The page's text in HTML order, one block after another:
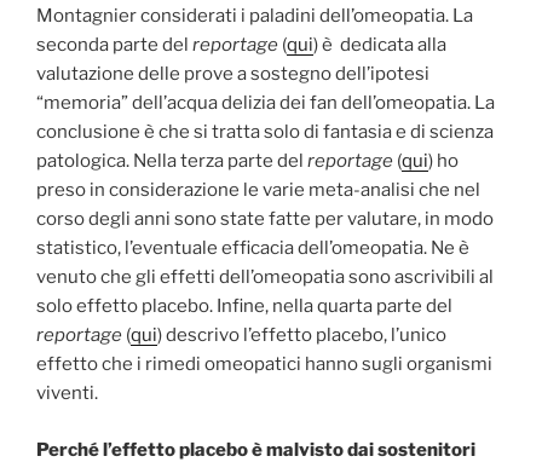
Montagnier considerati i paladini dell’omeopatia. La
seconda parte del reportage (qui) è dedicata alla
valutazione delle prove a sostegno dell’ipotesi
“memoria” dell’acqua delizia dei fan dell’omeopatia. La
conclusione è che si tratta solo di fantasia e di scienza
patologica. Nella terza parte del reportage (qui) ho
preso in considerazione le varie meta-analisi che nel
corso degli anni sono state fatte per valutare, in modo
statistico, l’eventuale efficacia dell’omeopatia. Ne è
venuto che gli effetti dell’omeopatia sono ascrivibili al
solo effetto placebo. Infine, nella quarta parte del
reportage (qui) descrivo l’effetto placebo, l’unico
effetto che i rimedi omeopatici hanno sugli organismi
viventi.
Perché l’effetto placebo è malvisto dai sostenitori